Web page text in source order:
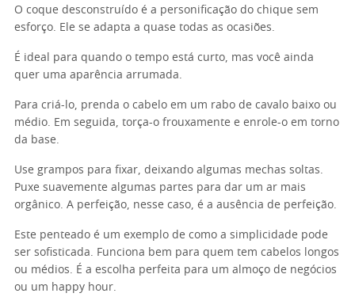
O coque desconstruído é a personificação do chique sem
esforço. Ele se adapta a quase todas as ocasiões.
É ideal para quando o tempo está curto, mas você ainda
quer uma aparência arrumada.
Para criá-lo, prenda o cabelo em um rabo de cavalo baixo ou
médio. Em seguida, torça-o frouxamente e enrole-o em torno
da base.
Use grampos para fixar, deixando algumas mechas soltas.
Puxe suavemente algumas partes para dar um ar mais
orgânico. A perfeição, nesse caso, é a ausência de perfeição.
Este penteado é um exemplo de como a simplicidade pode
ser sofisticada. Funciona bem para quem tem cabelos longos
ou médios. É a escolha perfeita para um almoço de negócios
ou um happy hour.